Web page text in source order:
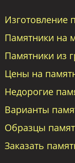
Изготовление
Памятники на
Памятники из
Цены на
Недорогие
Варианты
Образцы
Заказать